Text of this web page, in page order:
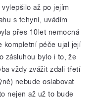
až po jejím
s tchyní, uvádím
přes 10let nemocná
kompletní péče ujal její
zásluhou bylo i to, že
vždy zvážit zdali třetí
nebude oslabovat
nejen až už to bude